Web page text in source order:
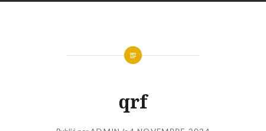
qrf